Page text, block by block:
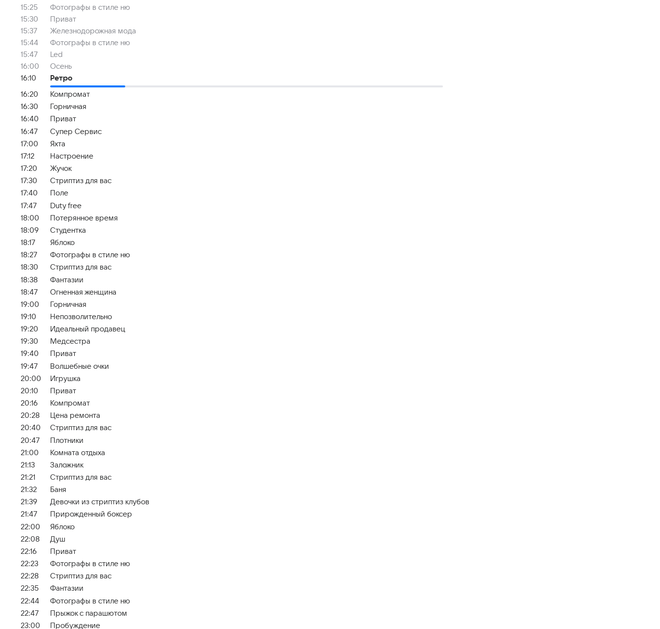
15:25
Фотографы в стиле ню
15:30
Приват
15:37
Железнодорожная мода
15:44
Фотографы в стиле ню
15:47
Led
16:00
Осень
16:10
Ретро
16:20
Компромат
16:30
Горничная
16:40
Приват
16:47
Супер Сервис
17:00
Яхта
17:12
Настроение
17:20
Жучок
17:30
Стриптиз для вас
17:40
Поле
17:47
Duty free
18:00
Потерянное время
18:09
Студентка
18:17
Яблоко
18:27
Фотографы в стиле ню
18:30
Стриптиз для вас
18:38
Фантазии
18:47
Огненная женщина
19:00
Горничная
19:10
Непозволительно
19:20
Идеальный продавец
19:30
Медсестра
19:40
Приват
19:47
Волшебные очки
20:00
Игрушка
20:10
Приват
20:16
Компромат
20:28
Цена ремонта
20:40
Стриптиз для вас
20:47
Плотники
21:00
Комната отдыха
21:13
Заложник
21:21
Стриптиз для вас
21:32
Баня
21:39
Девочки из стриптиз клубов
21:47
Прирожденный боксер
22:00
Яблоко
22:08
Душ
22:16
Приват
22:23
Фотографы в стиле ню
22:28
Стриптиз для вас
22:35
Фантазии
22:44
Фотографы в стиле ню
22:47
Прыжок с парашютом
23:00
Пробуждение